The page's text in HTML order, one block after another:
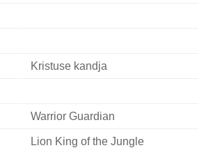
Kristuse kandja
Warrior Guardian
Lion King of the Jungle